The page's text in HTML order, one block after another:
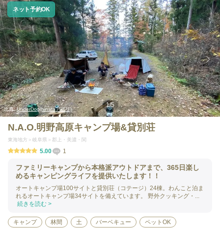
出典:UnderDog(hinataアプリ)
1/5
ネット予約OK
N.A.O.明野高原キャンプ場&貸別荘
東海地方 岐阜県 郡上・美濃・関
5.00 1
ファミリーキャンプから本格派アウトドアまで、365日楽し
めるキャンピングライフを提供いたします！！
オートキャンプ場100サイトと貸別荘（コテージ）24棟。わんこと泊ま
れるオートキャンプ場34サイトを備えています。 野外クッキング・...
続きを読む >
キャンプ 林間 土 バーベキュー ペットOK